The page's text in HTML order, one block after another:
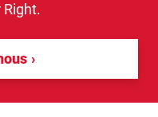
Right.